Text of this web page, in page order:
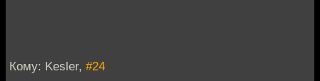
Кому: Kesler, #24